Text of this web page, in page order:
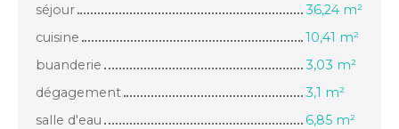
séjour
36,24 m²
cuisine
10,41 m²
buanderie
3,03 m²
dégagement
3,1 m²
salle d'eau
6,85 m²